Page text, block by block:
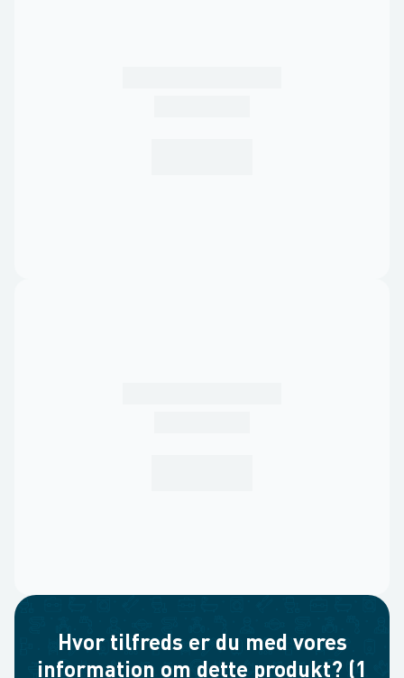
Hvor tilfreds er du med vores
information om dette produkt? (1